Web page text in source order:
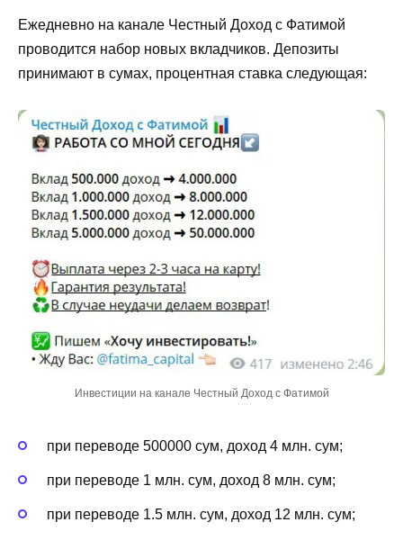
Ежедневно на канале Честный Доход с Фатимой
проводится набор новых вкладчиков. Депозиты
принимают в сумах, процентная ставка следующая:
Инвестиции на канале Честный Доход с Фатимой
при переводе 500000 сум, доход 4 млн. сум;
при переводе 1 млн. сум, доход 8 млн. сум;
при переводе 1.5 млн. сум, доход 12 млн. сум;